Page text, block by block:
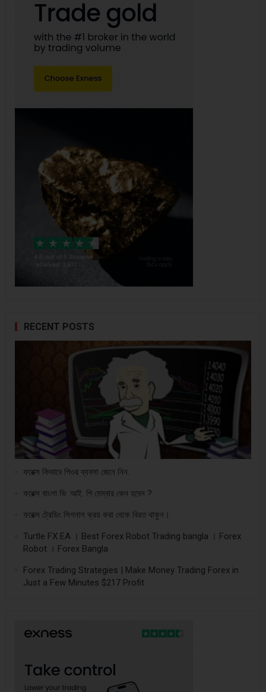
RECENT POSTS
ফরেক্স কিভাবে পিওর ব্যবসা জেনে নিন.
ফরেক্স বাংলা ভি .আই. পি মেম্বার কেন হবেন ?
ফরেক্স ট্রেডিং সিগনাল ক্রয় করা থেকে বিরত থাকুন।
Turtle FX EA । Best Forex Robot Trading bangla । Forex
Robot । Forex Bangla
Forex Trading Strategies | Make Money Trading Forex in
Just a Few Minutes $217 Profit